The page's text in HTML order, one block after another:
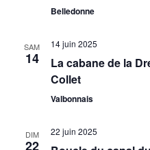
Belledonne
SAM
14
14 juin 2025
La cabane de la
Collet
Valbonnais
DIM
22
22 juin 2025